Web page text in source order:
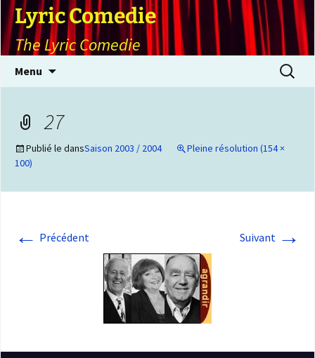
Lyric Comedie
The Lyric Comedie
Menu
27
Publié le dansSaison 2003 / 2004
Pleine résolution (154 ×
100)
← Précédent Suivant →